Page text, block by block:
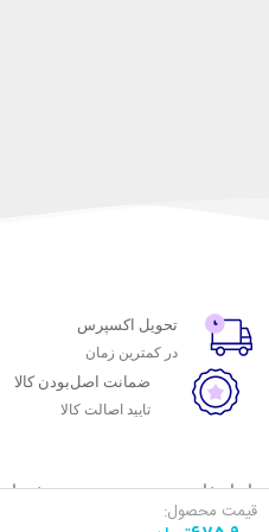
قیمت محصول:
تحویل اکسپرس
در کمترین زمان
ضمانت اصل‌بودن کالا
تایید اصالت کالا
با ماه خانوم